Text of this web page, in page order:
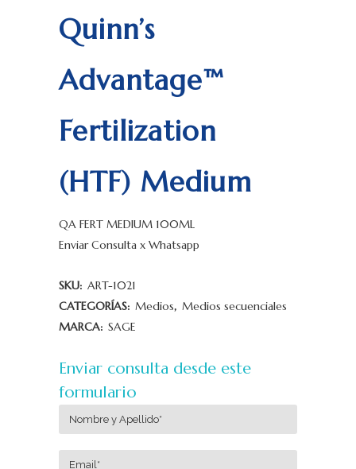
Quinn’s
Advantage™
Fertilization
(HTF) Medium
QA FERT MEDIUM 100ML
Enviar Consulta x Whatsapp
SKU: ART-1021
CATEGORÍAS: Medios, Medios secuenciales
MARCA: SAGE
Enviar consulta desde este
formulario